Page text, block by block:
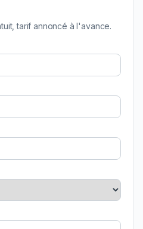
tarif annoncé à l'avance.